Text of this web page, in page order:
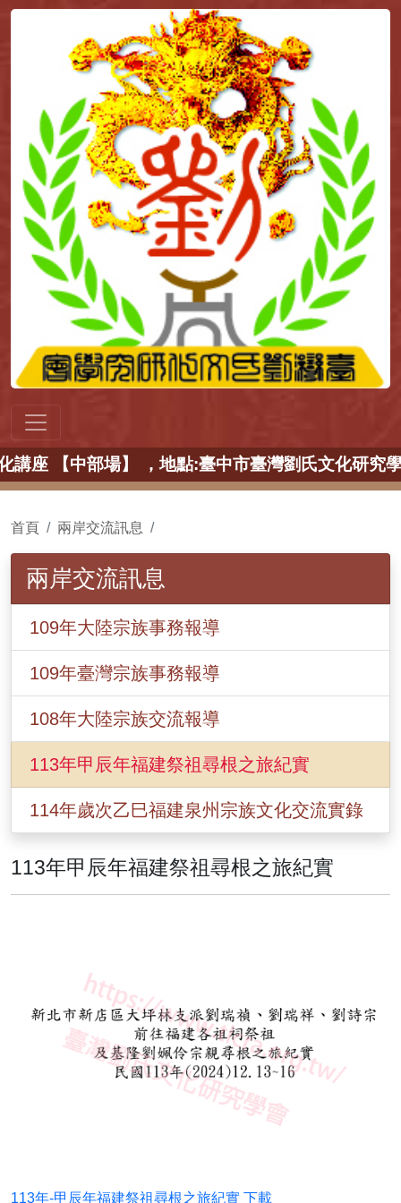
【中部場】 ，地點:臺中市臺灣劉氏文化研究
首頁 兩岸交流訊息
兩岸交流訊息
109年大陸宗族事務報導
109年臺灣宗族事務報導
108年大陸宗族交流報導
113年甲辰年福建祭祖尋根之旅紀實
114年歲次乙巳福建泉州宗族文化交流實錄
113年甲辰年福建祭祖尋根之旅紀實
113年-甲辰年福建祭祖尋根之旅紀實 下載